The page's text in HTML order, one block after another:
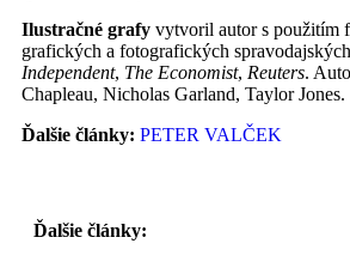
Ilustračné grafy vytvoril autor s použitím
grafických a fotografických
Independent, The Economist, Reuters.
Chapleau, Nicholas Garland, Taylor Jones.
Ďalšie články: PETER VALČEK
Ďalšie články: